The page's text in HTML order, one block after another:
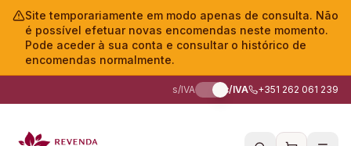
Site temporariamente em modo apenas de consulta. Não
é possível efetuar novas encomendas neste momento.
Pode aceder à sua conta e consultar o histórico de
encomendas normalmente.
s/IVA c/IVA +351 262 061 239